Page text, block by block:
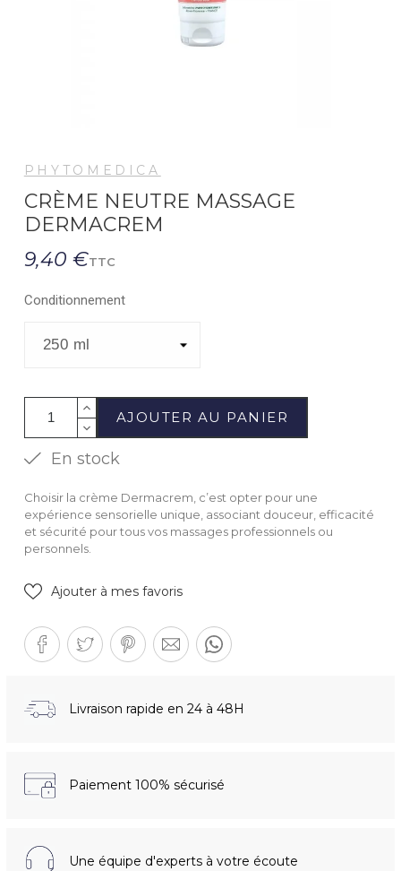
PHYTOMEDICA
CRÈME NEUTRE MASSAGE
DERMACREM
9,40 €TTC
Conditionnement
AJOUTER AU PANIER
En stock
Choisir la crème Dermacrem, c’est opter pour une
expérience sensorielle unique, associant douceur, efficacité
et sécurité pour tous vos massages professionnels ou
personnels.
Ajouter à mes favoris
Livraison rapide en 24 à 48H
Paiement 100% sécurisé
Une équipe d'experts à votre écoute